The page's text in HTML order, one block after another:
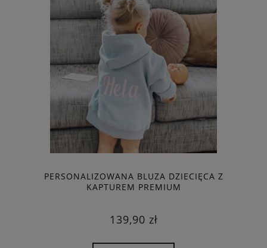
PERSONALIZOWANA BLUZA DZIECIĘCA Z
KAPTUREM PREMIUM
139,90 zł